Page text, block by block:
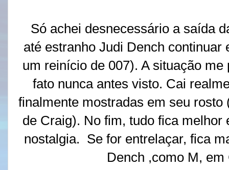
Só achei desnecessário a saída
até estranho Judi Dench continuar
um reinício de 007). A situação
fato nunca antes visto. Cai
finalmente mostradas em seu
de Craig). No fim, tudo fica melhor
nostalgia. Se for entrelaçar, fica
Dench ,como M,